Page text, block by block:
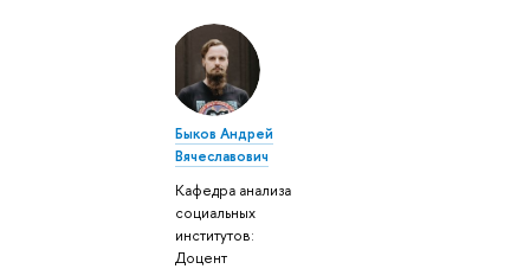
Быков Андрей
Вячеславович
Кафедра анализа
социальных
институтов:
Доцент